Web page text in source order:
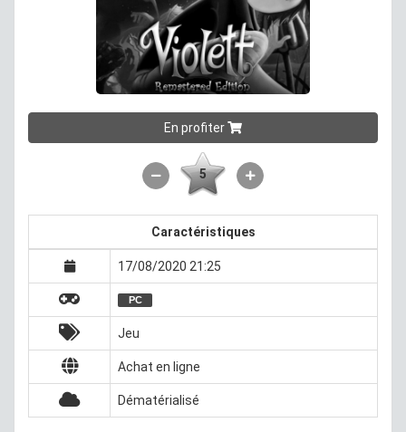
En profiter
5
Caractéristiques
17/08/2020 21:25
PC
Jeu
Achat en ligne
Dématérialisé